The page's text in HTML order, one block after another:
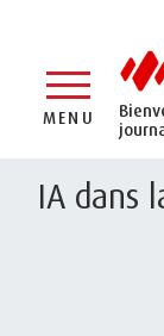
MENU
IA dans